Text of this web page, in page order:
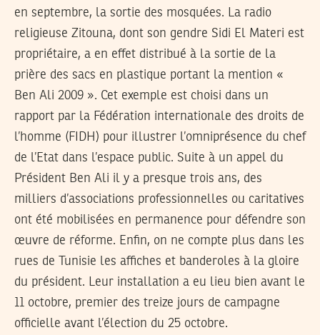
en septembre, la sortie des mosquées. La radio
religieuse Zitouna, dont son gendre Sidi El Materi est
propriétaire, a en effet distribué à la sortie de la
prière des sacs en plastique portant la mention «
Ben Ali 2009 ». Cet exemple est choisi dans un
rapport par la Fédération internationale des droits de
l’homme (FIDH) pour illustrer l’omniprésence du chef
de l’Etat dans l’espace public. Suite à un appel du
Président Ben Ali il y a presque trois ans, des
milliers d’associations professionnelles ou caritatives
ont été mobilisées en permanence pour défendre son
œuvre de réforme. Enfin, on ne compte plus dans les
rues de Tunisie les affiches et banderoles à la gloire
du président. Leur installation a eu lieu bien avant le
11 octobre, premier des treize jours de campagne
officielle avant l’élection du 25 octobre.